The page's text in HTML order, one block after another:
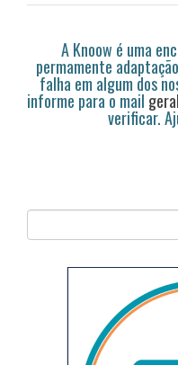
A Knoow é uma
permamente
falha em algum dos
informe para o mail
verificar.